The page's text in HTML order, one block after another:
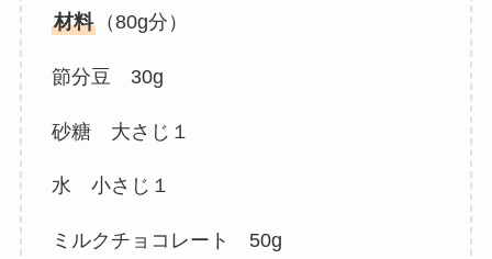
材料（80g分）
節分豆 30g
砂糖 大さじ１
水 小さじ１
ミルクチョコレート 50g